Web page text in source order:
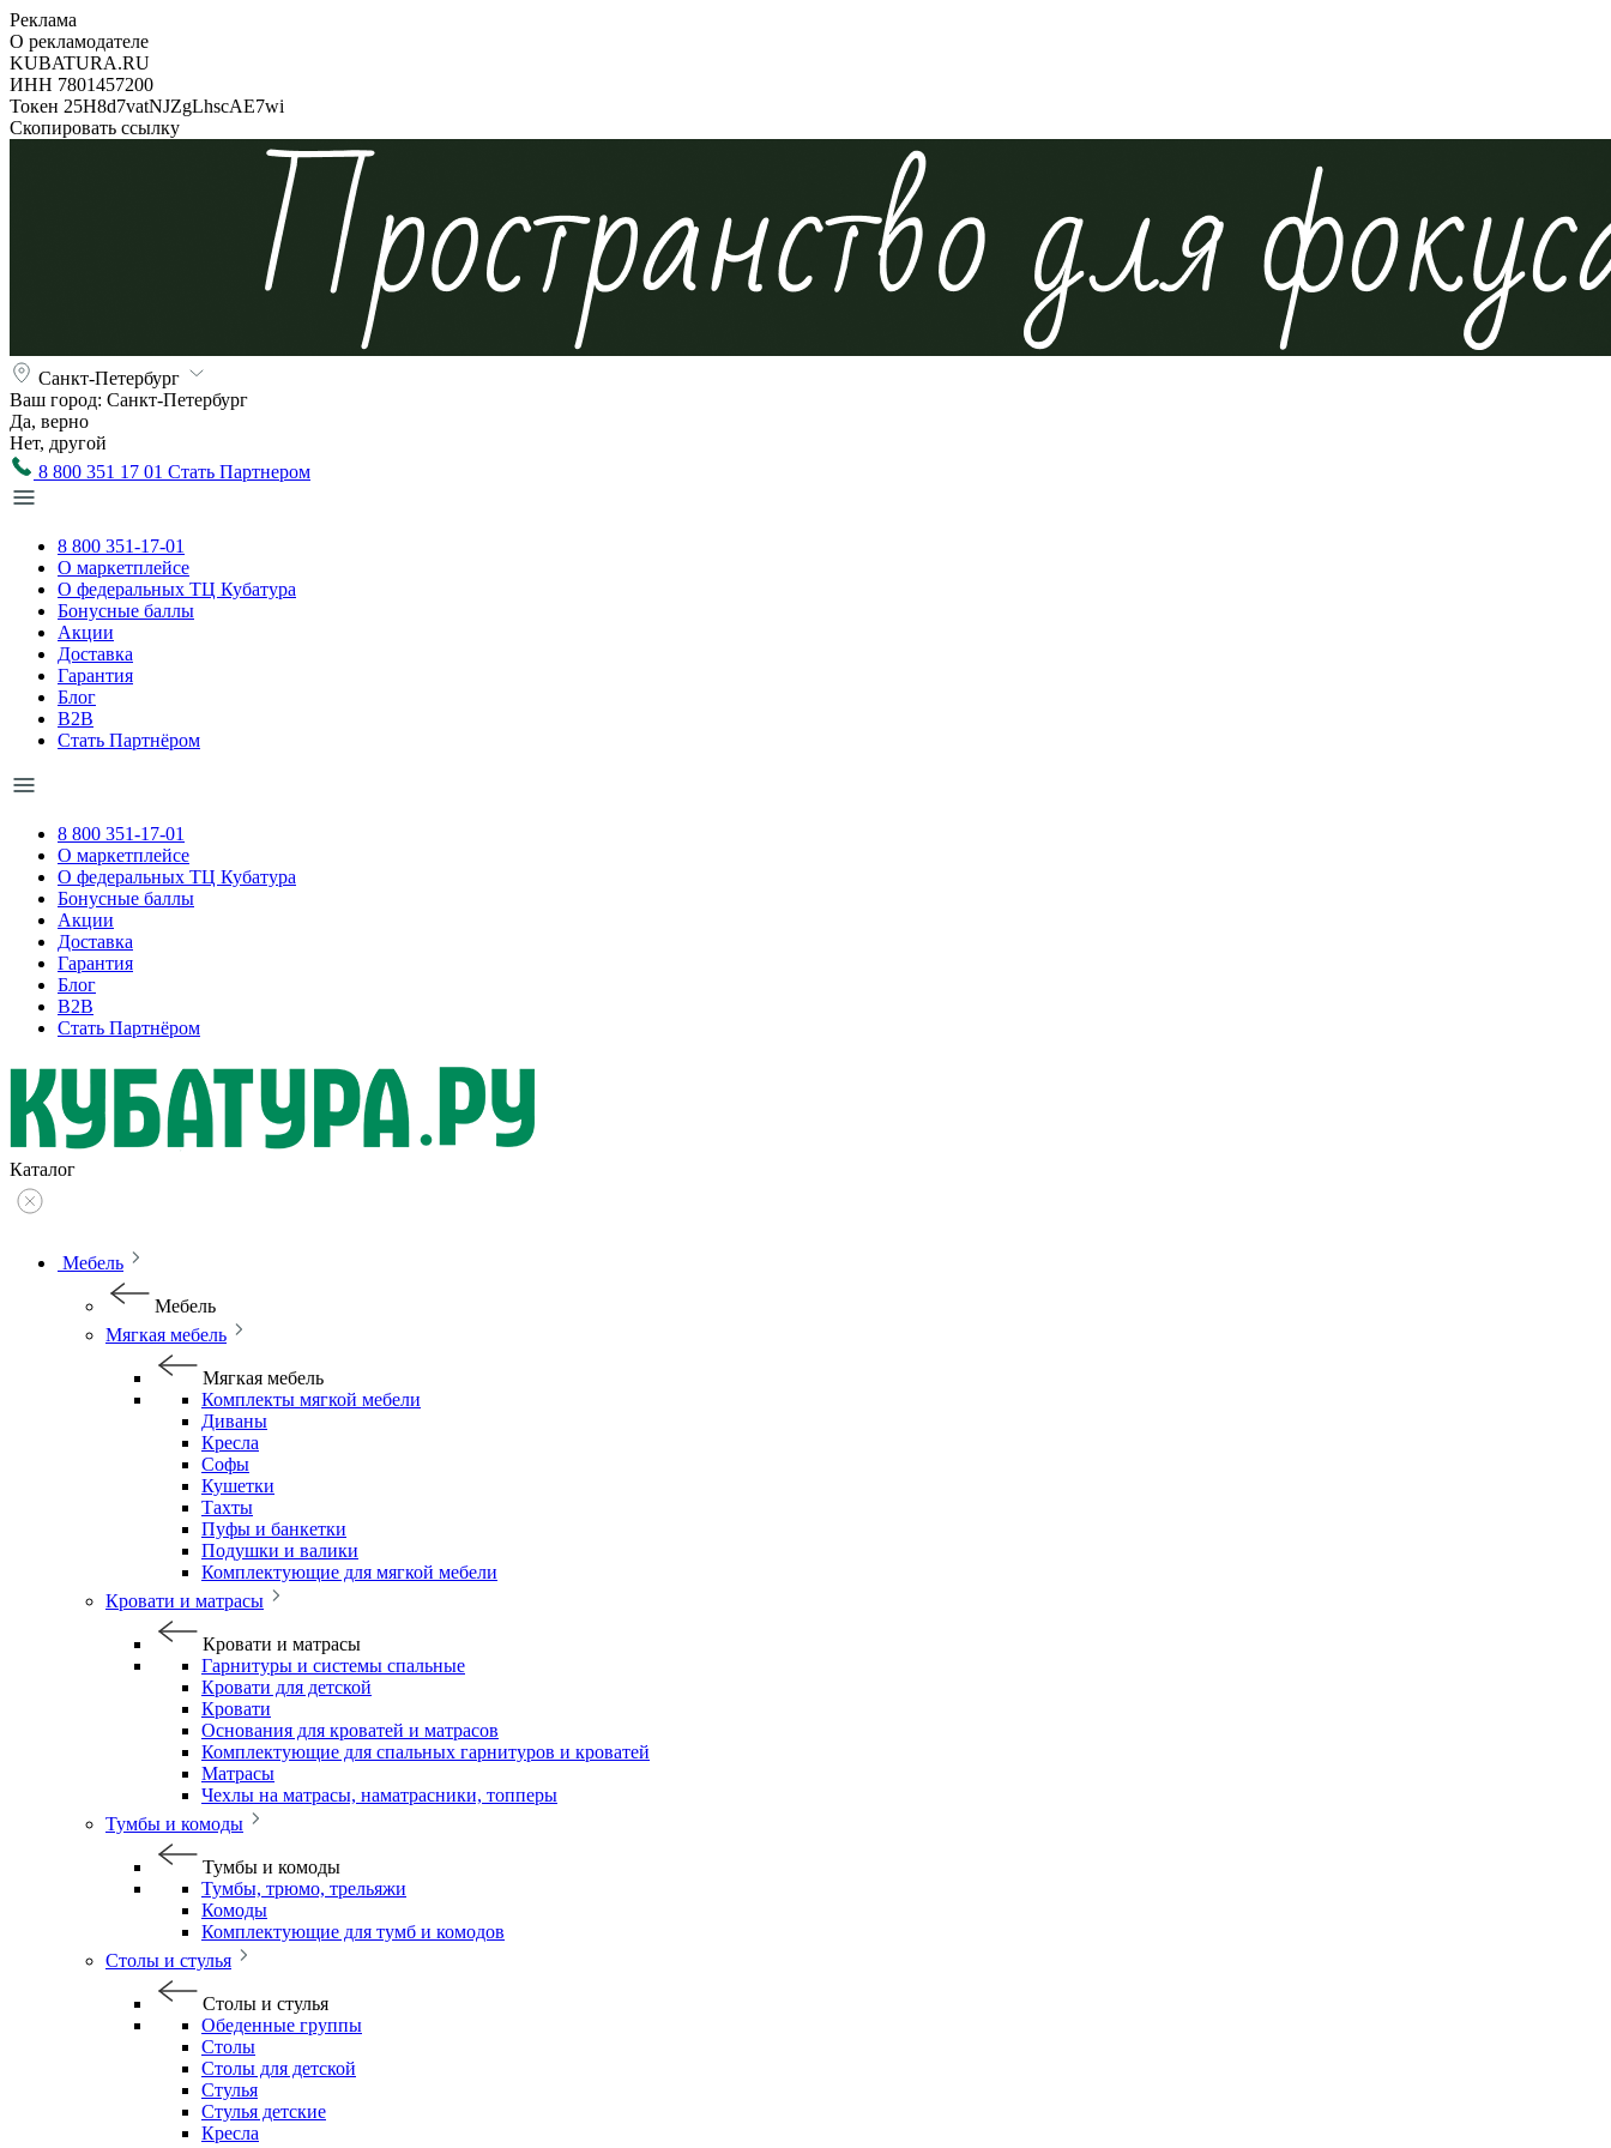
Реклама
О рекламодателе
KUBATURA.RU
ИНН 7801457200
Токен 25H8d7vatNJZgLhscAE7wi
Скопировать ссылку
Санкт-Петербург
Ваш город: Санкт-Петербург
Да, верно
Нет, другой
8 800 351 17 01 Стать Партнером
8 800 351-17-01
О маркетплейсе
О федеральных ТЦ Кубатура
Бонусные баллы
Акции
Доставка
Гарантия
Блог
B2B
Стать Партнёром
8 800 351-17-01
О маркетплейсе
О федеральных ТЦ Кубатура
Бонусные баллы
Акции
Доставка
Гарантия
Блог
B2B
Стать Партнёром
Каталог
Мебель
Мебель
Мягкая мебель
Мягкая мебель
Комплекты мягкой мебели
Диваны
Кресла
Софы
Кушетки
Тахты
Пуфы и банкетки
Подушки и валики
Комплектующие для мягкой мебели
Кровати и матрасы
Кровати и матрасы
Гарнитуры и системы спальные
Кровати для детской
Кровати
Основания для кроватей и матрасов
Комплектующие для спальных гарнитуров и кроватей
Матрасы
Чехлы на матрасы, наматрасники, топперы
Тумбы и комоды
Тумбы и комоды
Тумбы, трюмо, трельяжи
Комоды
Комплектующие для тумб и комодов
Столы и стулья
Столы и стулья
Обеденные группы
Столы
Столы для детской
Стулья
Стулья детские
Кресла